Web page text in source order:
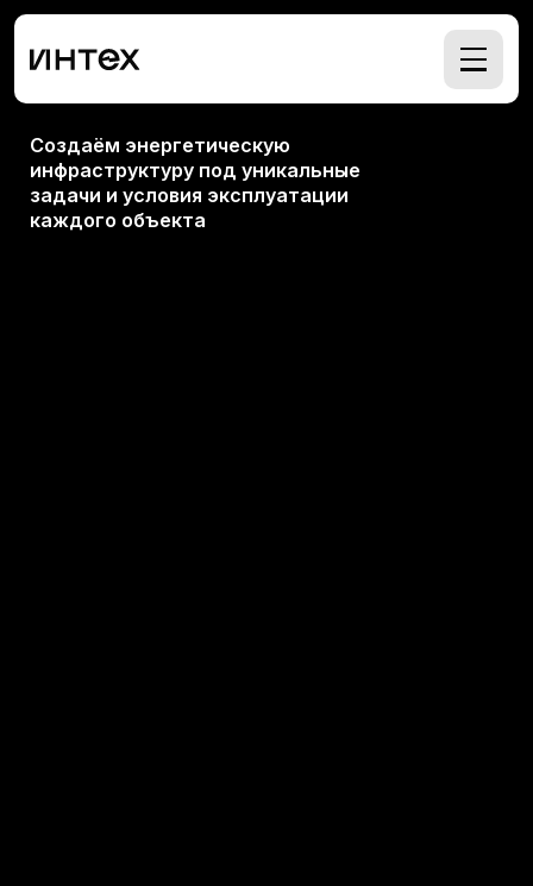
Создаём энергетическую
инфраструктуру под уникальные
задачи и условия эксплуатации
каждого объекта